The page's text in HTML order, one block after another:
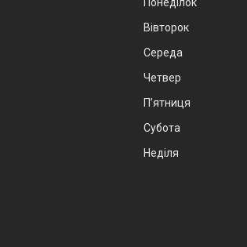
Вівторок
Середа
Четвер
Пʼятниця
Субота
Неділя